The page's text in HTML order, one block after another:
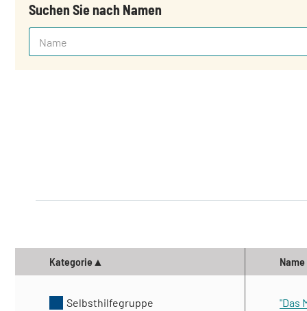
Suchen Sie nach Namen
Kategorie Name
Selbsthilfegruppe "Das